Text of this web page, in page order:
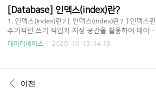
블의 컬럼이 원..
작업 만을 처리한다. 리플리케이션은 비동기 방식으
로 노드들 간의 데이터를 동기화하는데, 자세한 처
리 방법은 아래와 같다. [ 리플리케이션(Replicatio
n) 처리 방식 ] 위의 그림은 MySQL의 Replication
방식에 대한 그림이며 자세한 처리 순서는 아래와
[Database] 인덱스(index)란?
1. 인덱스(Index)란? [ 인덱스(index)란? ] 인덱스란
추가적인 쓰기 작업과 저장 공간을 활용하여 데이터
베이스 테이블의 검색 속도를 향상시키기 위한 자료
맨 앞 또는 맨 뒤에 색인을 추가하는데, 데이터베이
스의 index는 책의 색인과 같다. 데이터베이스에서
데이터베이스 2020. 10. 13. 14:19
이전